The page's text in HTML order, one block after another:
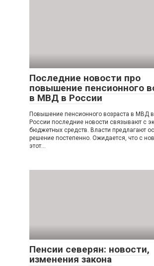
Последние новости про
повышение пенсионного
в МВД в России
Повышение пенсионного возраста в МВД
России последние новости связывают с
бюджетных средств. Власти предлагают
решение постепенно. Ожидается, что с
этот…
Пенсии северян: новости,
изменения закона